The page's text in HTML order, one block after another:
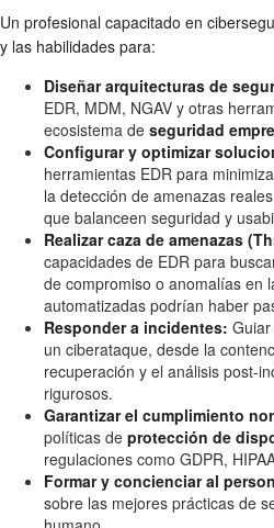
Un profesional capacitado en
y las habilidades para:
Diseñar arquitecturas de
EDR, MDM, NGAV y otras
ecosistema de seguridad
Configurar y optimizar
herramientas EDR para
la detección de amenazas
que balanceen seguridad y
Realizar caza de amenazas
capacidades de EDR para
de compromiso o anomalías en
automatizadas podrían haber
Responder a incidentes:
un ciberataque, desde la
recuperación y el análisis post-
rigurosos.
Garantizar el cumplimiento
políticas de protección de
regulaciones como GDPR,
Formar y concienciar al
sobre las mejores prácticas de